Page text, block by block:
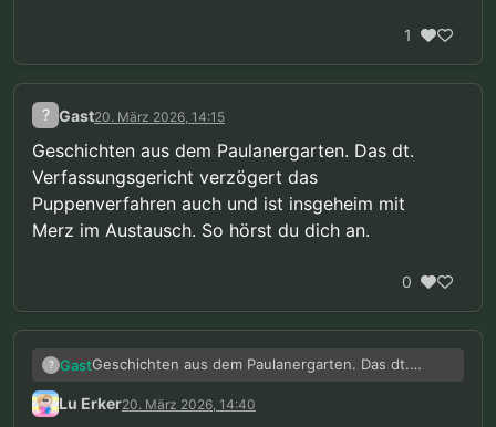
1
? Gast20. März 2026, 14:15
Geschichten aus dem Paulanergarten. Das dt.
Verfassungsgericht verzögert das
Puppenverfahren auch und ist insgeheim mit
Merz im Austausch. So hörst du dich an.
0
? GastGeschichten aus dem Paulanergarten. Das dt.
Verfassungsgericht verzögert das Puppenverfahren
auch und ist insgeheim mit Merz im Austausch. So
Lu Erker20. März 2026, 14:40